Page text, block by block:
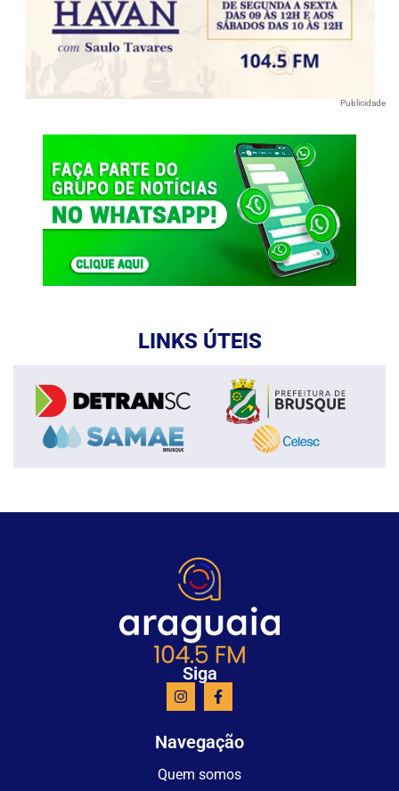
Publicidade
LINKS ÚTEIS
Siga
Navegação
Quem somos